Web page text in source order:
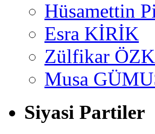
Hüsamettin
Esra KİRİK
Zülfikar
Musa
Siyasi Partiler